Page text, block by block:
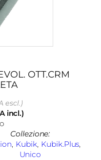
OTT.CRM
escl.)
incl.)
Collezione:
, Kubik, Kubik.plus
Unico